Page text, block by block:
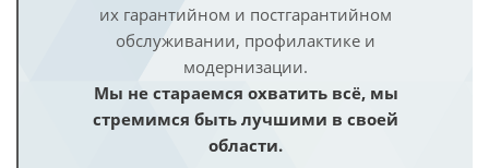
их гарантийном и постгарантийном
обслуживании, профилактике и
модернизации.
Мы не стараемся охватить всё, мы
стремимся быть лучшими в своей
области.